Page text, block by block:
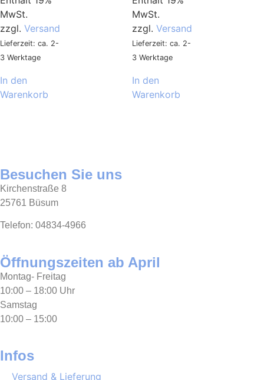
MwSt.
zzgl. Versand
Lieferzeit: ca. 2-
3 Werktage
In den
Warenkorb
MwSt.
zzgl. Versand
Lieferzeit: ca. 2-
3 Werktage
In den
Warenkorb
Besuchen Sie uns
Kirchenstraße 8
25761 Büsum
Telefon: 04834-4966
Öffnungszeiten ab April
Montag- Freitag
10:00 – 18:00 Uhr
Samstag
10:00 – 15:00
Infos
Versand & Lieferung